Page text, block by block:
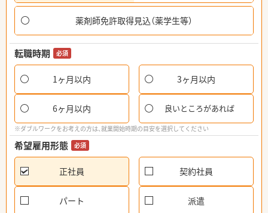
薬剤師免許取得見込（薬学生等）
転職時期 必須
1ヶ月以内 3ヶ月以内
6ヶ月以内 良いところがあれば
※ダブルワークをお考えの方は、就業開始時期の目安を選択してください
希望雇用形態 必須
正社員 契約社員
パート 派遣